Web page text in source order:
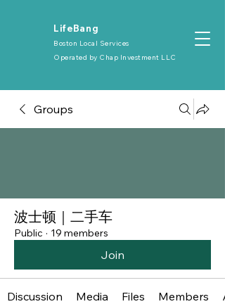
​LifeBang
Boston Local Services
Operated by Chap Investment LLC
Groups
波士顿｜二手车
Public · 19 members
Join
Discussion Media Files Members